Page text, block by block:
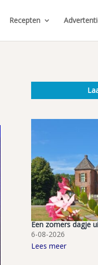
Recepten
Een zomers dagje
6-08-2026
Lees meer